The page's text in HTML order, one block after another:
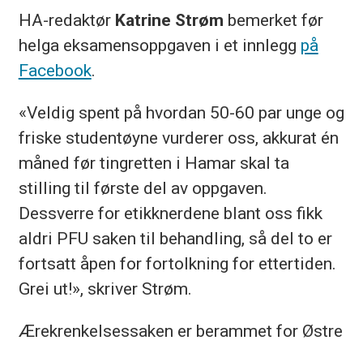
HA-redaktør Katrine Strøm bemerket før
helga eksamensoppgaven i et innlegg på
Facebook.
«Veldig spent på hvordan 50-60 par unge og
friske studentøyne vurderer oss, akkurat én
måned før tingretten i Hamar skal ta
stilling til første del av oppgaven.
Dessverre for etikknerdene blant oss fikk
aldri PFU saken til behandling, så del to er
fortsatt åpen for fortolkning for ettertiden.
Grei ut!», skriver Strøm.
Ærekrenkelsessaken er berammet for Østre